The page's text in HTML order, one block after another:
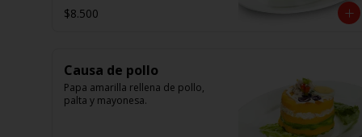
$8.500
Causa de pollo
Papa amarilla rellena de pollo,
palta y mayonesa.